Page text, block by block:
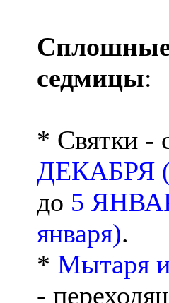
седмицы:
* Святки -
ДЕКАБРЯ
до 5
января).
* Мытаря
-